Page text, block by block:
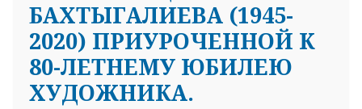
БАХТЫГАЛИЕВА (1945-
2020) ПРИУРОЧЕННОЙ К
80-ЛЕТНЕМУ ЮБИЛЕЮ
ХУДОЖНИКА.